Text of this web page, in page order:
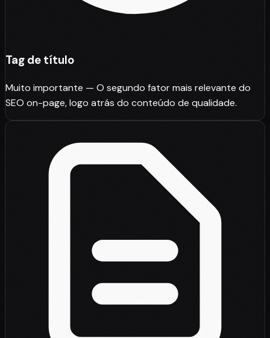
Tag de título
Muito importante — O segundo fator mais relevante do
SEO on-page, logo atrás do conteúdo de qualidade.